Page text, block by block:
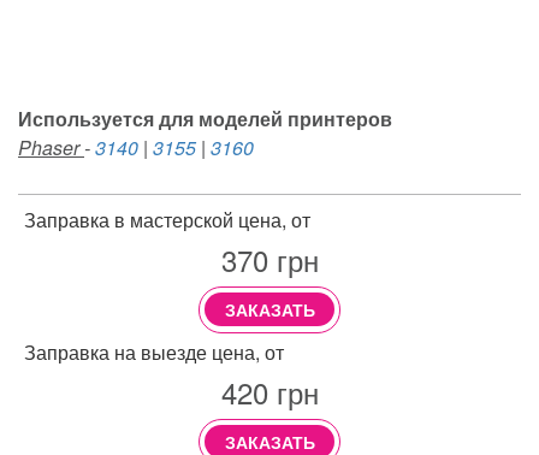
Используется для моделей принтеров
Phaser-3140 | 3155 | 3160
Заправка в мастерской цена, от
370грн
ЗАКАЗАТЬ
Заправка на выезде цена, от
420грн
ЗАКАЗАТЬ